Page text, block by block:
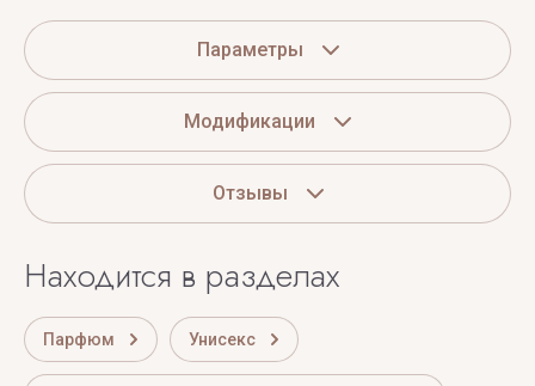
Параметры
Модификации
Отзывы
Находится в разделах
Парфюм Унисекс